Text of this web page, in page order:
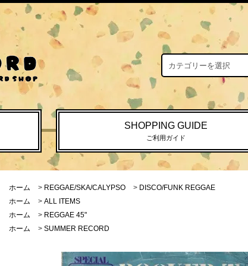
SHOPPING GUIDE
ご利用ガイド
ホーム > REGGAE/SKA/CALYPSO > DISCO/FUNK REGGAE
ホーム
> ALL ITEMS
ホーム
> REGGAE 45"
ホーム
> SUMMER RECORD